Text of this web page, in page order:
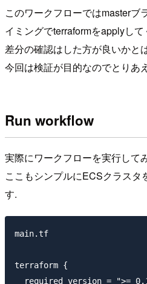
このワークフローではmasterブ
イミングでterraformをapplyし
差分の確認はした方が良いかと
今回は検証が目的なのでとりあ
Run workflow
実際にワークフローを実行して
ここもシンプルにECSクラスタ
す.
main.tf
terraform {
required_version = ">=